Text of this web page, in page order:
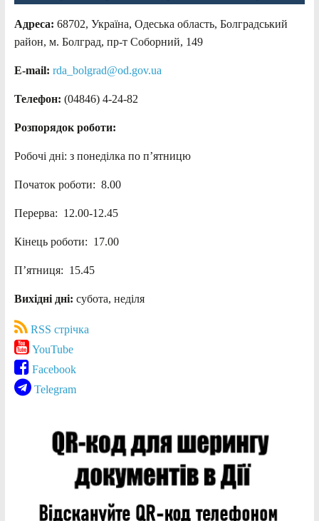
Адреса: 68702, Україна, Одеська область, Болградський
район, м. Болград, пр-т Соборний, 149
E-mail: rda_bolgrad@od.gov.ua
Телефон: (04846) 4-24-82
Розпорядок роботи:
Робочі дні: з понеділка по п’ятницю
Початок роботи: 8.00
Перерва: 12.00-12.45
Кінець роботи: 17.00
П’ятниця: 15.45
Вихідні дні: субота, неділя
RSS стрічка
YouTube
Facebook
Telegram